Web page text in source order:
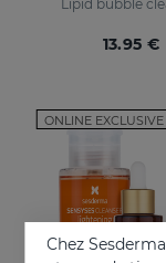
Lipid bubble
13.95 €
ONLINE EXCLUSIVE
Chez